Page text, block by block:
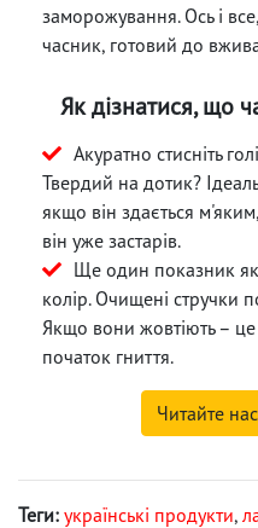
заморожування. Ось і
часник, готовий до
Як дізнатися, що
Акуратно стисніть
Твердий на дотик?
якщо він здається
він уже застарів.
Ще один показник
колір. Очищені стручки
Якщо вони жовтіють –
початок гниття.
Читайте
Теги: українські продукти,